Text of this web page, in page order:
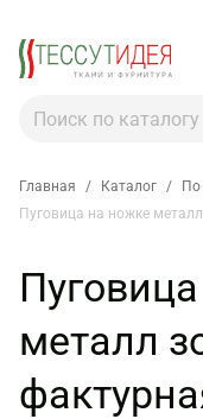
Главная / Каталог / По
Пуговица на ножке
металл